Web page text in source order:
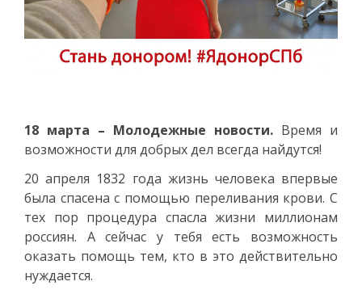
18 марта – Молодежные новости. Время и
возможности для добрых дел всегда найдутся!
20 апреля 1832 года жизнь человека впервые
была спасена с помощью переливания крови. С
тех пор процедура спасла жизни миллионам
россиян. А сейчас у тебя есть возможность
оказать помощь тем, кто в это действительно
нуждается.